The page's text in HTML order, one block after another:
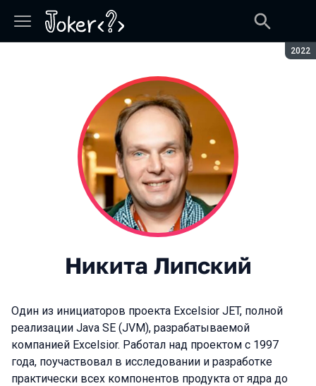
2022
Никита Липский
Один из инициаторов проекта Excelsior JET, полной
реализации Java SE (JVM), разрабатываемой
компанией Excelsior. Работал над проектом с 1997
года, поучаствовал в исследовании и разработке
практически всех компонентов продукта от ядра до